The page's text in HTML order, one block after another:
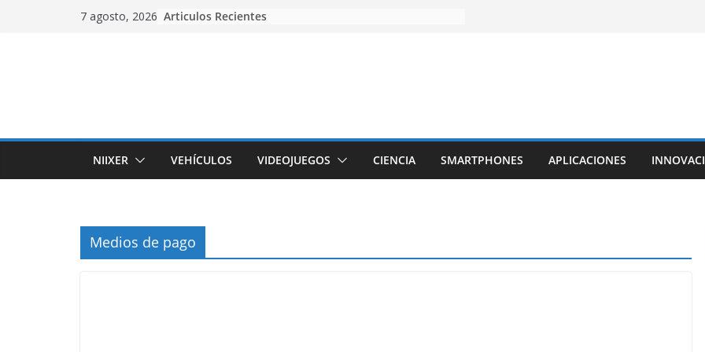
7 agosto, 2026 Articulos Recientes
NIIXER VEHÍCULOS VIDEOJUEGOS CIENCIA SMARTPHONES APLICACIONES
Medios de pago